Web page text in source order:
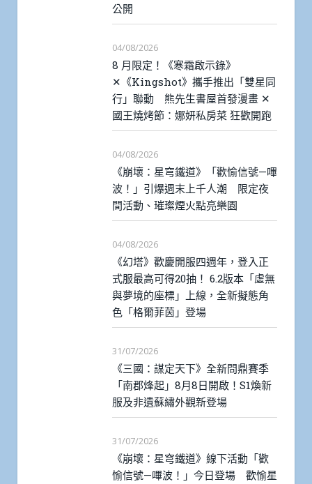
公開
04/08/2026
8 月限定！《寒霜啟示錄》
✕《Kingshot》攜手推出「雙星同
行」聯動 熊先生書屋首發漫畫 ✕
國王燒烤節：娜妍私房菜 狂歡開跑
04/08/2026
《崩壞：星穹鐵道》「歡愉信號—嗶
波！」引爆週末上千人潮 限定夜
間活動、璀璨煙火點亮樂園
04/08/2026
《幻塔》歡慶開服四週年，登入正
式服最高可得20抽！ 6.2版本「虛無
與夢境的座標」上線，全新擬態角
色「格爾菲茵」登場
31/07/2026
《三國：謀定天下》全新問鼎賽季
「南郡烽起」8月8日開啟！S1煥新
服及非遺蘇繡外觀新登場
31/07/2026
《崩壞：星穹鐵道》線下活動「歡
愉信號—嗶波！」今日登場 歡愉星